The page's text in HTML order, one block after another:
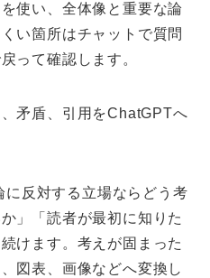
使い、全体像と重要な論
い箇所はチャットで質問
って確認します。
矛盾、引用をChatGPTへ
反対する立場ならどう考
」「読者が最初に知りた
けます。考えが固まった
図表、画像などへ変換し